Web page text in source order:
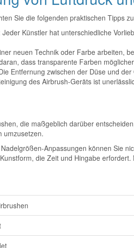
Sie die folgenden praktischen Tipps
Künstler hat unterschiedliche
neuen Technik oder Farbe arbeiten,
dass transparente Farben
Entfernung zwischen der Düse und
des Airbrush-Geräts ist
die maßgeblich darüber
umzusetzen.
Anpassungen können Sie
die Zeit und Hingabe